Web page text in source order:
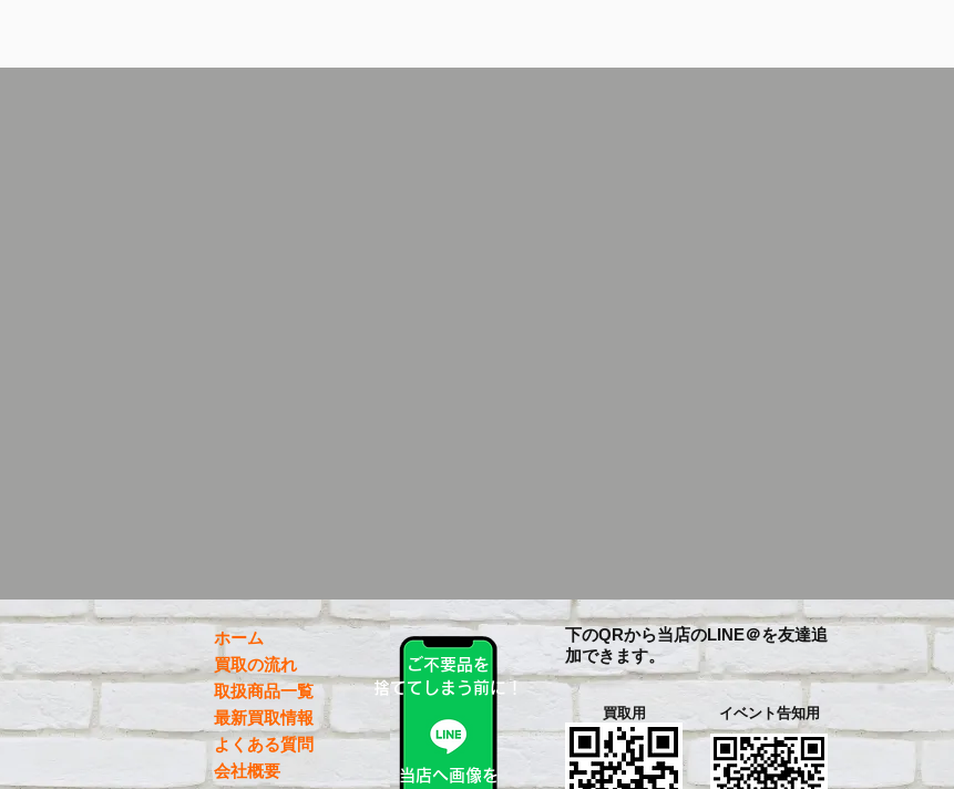
ホーム
買取の流れ
取扱商品一覧
最新買取情報
よくある質問
会社概要
ご不要品を
捨ててしまう前に！
当店へ画像を
下のQRから当店のLINE＠を友達追
加できます。
買取用 イベント告知用